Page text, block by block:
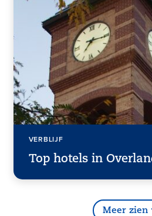
VERBLIJF
Top hotels in
Meer zien